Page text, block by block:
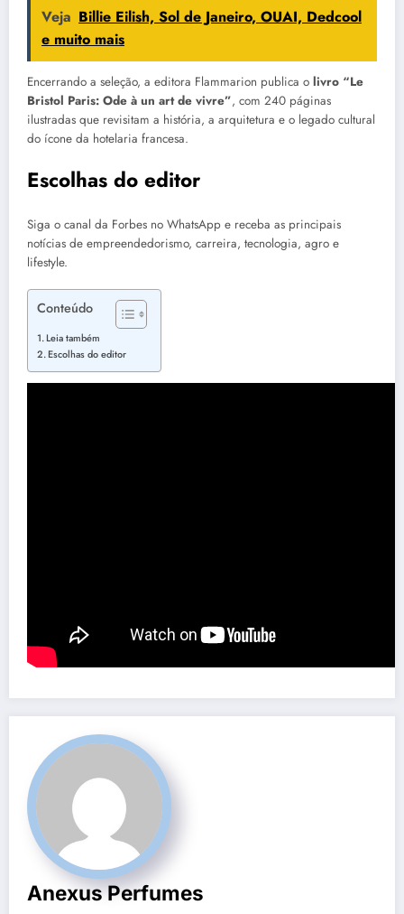
Veja Billie Eilish, Sol de Janeiro, OUAI, Dedcool
e muito mais
Encerrando a seleção, a editora Flammarion publica o livro “Le
Bristol Paris: Ode à un art de vivre”, com 240 páginas
ilustradas que revisitam a história, a arquitetura e o legado cultural
do ícone da hotelaria francesa.
Escolhas do editor
Siga o canal da Forbes no WhatsApp e receba as principais
notícias de empreendedorismo, carreira, tecnologia, agro e
lifestyle.
Conteúdo
Leia também
Escolhas do editor
Anexus Perfumes